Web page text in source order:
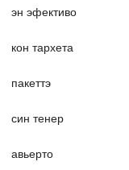
эн эфективо
кон тархета
пакеттэ
син тенер
авьерто